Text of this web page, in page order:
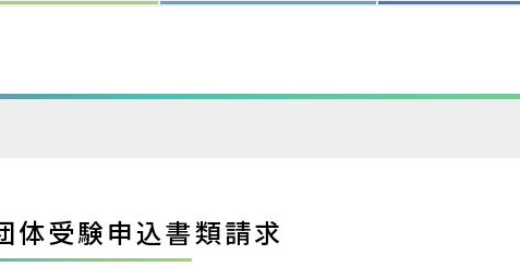
体受験申込書類請求